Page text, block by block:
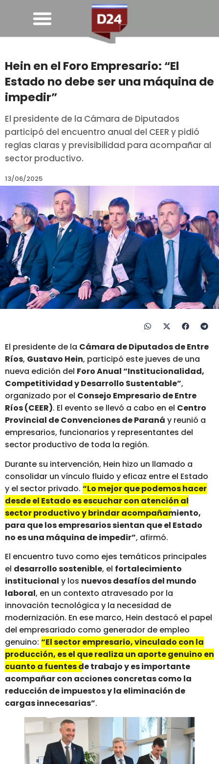
Hein en el Foro Empresario: “El
Estado no debe ser una máquina de
impedir”
El presidente de la Cámara de Diputados
participó del encuentro anual del CEER y pidió
reglas claras y previsibilidad para acompañar al
sector productivo.
13/06/2025
El presidente de la Cámara de Diputados de Entre
Ríos, Gustavo Hein, participó este jueves de una
nueva edición del Foro Anual “Institucionalidad,
Competitividad y Desarrollo Sustentable”,
organizado por el Consejo Empresario de Entre
Ríos (CEER). El evento se llevó a cabo en el Centro
Provincial de Convenciones de Paraná y reunió a
empresarios, funcionarios y representantes del
sector productivo de toda la región.
Durante su intervención, Hein hizo un llamado a
consolidar un vínculo fluido y eficaz entre el Estado
y el sector privado. “Lo mejor que podemos hacer
desde el Estado es escuchar con atención al
sector productivo y brindar acompañamiento,
para que los empresarios sientan que el Estado
no es una máquina de impedir”, afirmó.
El encuentro tuvo como ejes temáticos principales
el desarrollo sostenible, el fortalecimiento
institucional y los nuevos desafíos del mundo
laboral, en un contexto atravesado por la
innovación tecnológica y la necesidad de
modernización. En ese marco, Hein destacó el papel
del empresariado como generador de empleo
genuino: “El sector empresario, vinculado con la
producción, es el que realiza un aporte genuino en
cuanto a fuentes de trabajo y es importante
acompañar con acciones concretas como la
reducción de impuestos y la eliminación de
cargas innecesarias”.